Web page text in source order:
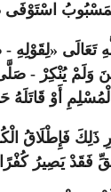
اسْتَوْفَى
تَعَالَى
وَلَمْ يُنْكِرْ -
أَوْ قَاتَلَهُ
ذَلِكَ
يَصِيرُ كُفْرًا